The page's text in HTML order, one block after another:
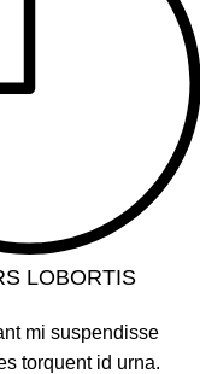
LOBORTIS
mi suspendisse
torquent id urna.